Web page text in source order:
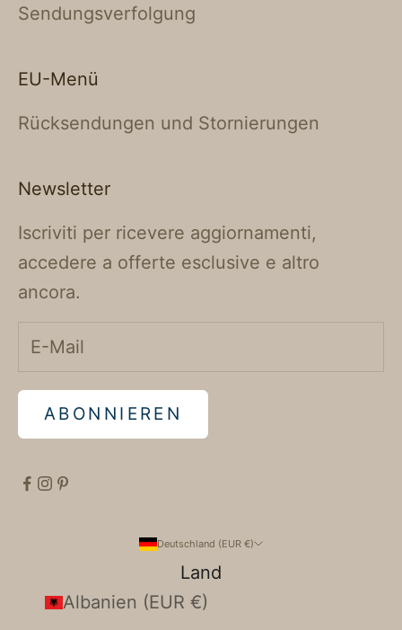
Sendungsverfolgung
EU-Menü
Rücksendungen und Stornierungen
Newsletter
Iscriviti per ricevere aggiornamenti,
accedere a offerte esclusive e altro
ancora.
ABONNIEREN
Deutschland (EUR €)
Land
Albanien (EUR €)